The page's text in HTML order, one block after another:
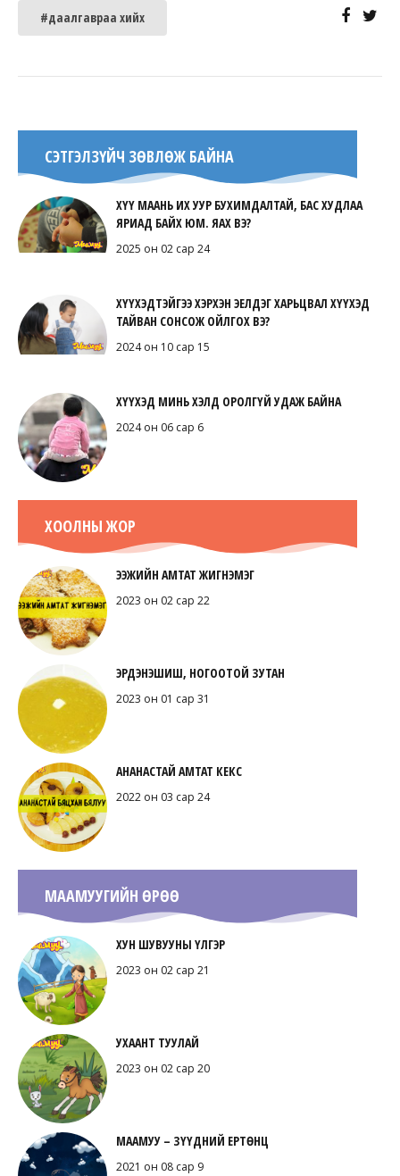
#даалгавраа хийх
СЭТГЭЛЗҮЙЧ ЗӨВЛӨЖ БАЙНА
ХҮҮ МААНЬ ИХ УУР БУХИМДАЛТАЙ, БАС ХУДЛАА
ЯРИАД БАЙХ ЮМ. ЯАХ ВЭ?
2025 он 02 сар 24
ХҮҮХЭДТЭЙГЭЭ ХЭРХЭН ЭЕЛДЭГ ХАРЬЦВАЛ ХҮҮХЭД
ТАЙВАН СОНСОЖ ОЙЛГОХ ВЭ?
2024 он 10 сар 15
ХҮҮХЭД МИНЬ ХЭЛД ОРОЛГҮЙ УДАЖ БАЙНА
2024 он 06 сар 6
ХООЛНЫ ЖОР
ЭЭЖИЙН АМТАТ ЖИГНЭМЭГ
2023 он 02 сар 22
ЭРДЭНЭШИШ, НОГООТОЙ ЗУТАН
2023 он 01 сар 31
АНАНАСТАЙ АМТАТ КЕКС
2022 он 03 сар 24
МААМУУГИЙН ӨРӨӨ
ХУН ШУВУУНЫ ҮЛГЭР
2023 он 02 сар 21
УХААНТ ТУУЛАЙ
2023 он 02 сар 20
МААМУУ – ЗҮҮДНИЙ ЕРТӨНЦ
2021 он 08 сар 9